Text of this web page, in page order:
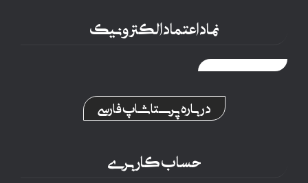
نماد اعتماد الکترونیک
درباره پرستاشاپ فارسی
حساب کاربری